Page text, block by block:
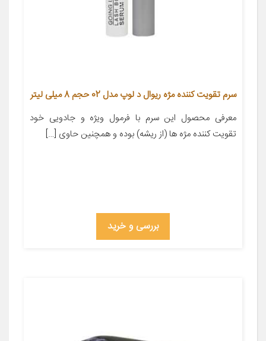
سرم تقویت کننده مژه ریوال د لوپ مدل 02 حجم 8 میلی لیتر
معرفی محصول این سرم با فرمول ویژه و جادویی خود
تقویت کننده مژه ها (از ریشه) بوده و همچنین حاوی […]
بررسی و خرید